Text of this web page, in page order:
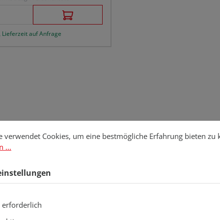
auf Anfrage
Cookies, um eine bestmögliche Erfahrung bieten zu
verwendet Cookies, um eine bestmögliche Erfahrung bieten zu
...
erforderlich